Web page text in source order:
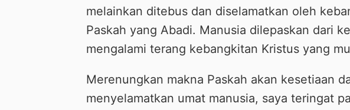
melainkan ditebus dan diselamatkan oleh
Paskah yang Abadi. Manusia dilepaskan dari
mengalami terang kebangkitan Kristus yang
Merenungkan makna Paskah akan kesetiaan
menyelamatkan umat manusia, saya teringat